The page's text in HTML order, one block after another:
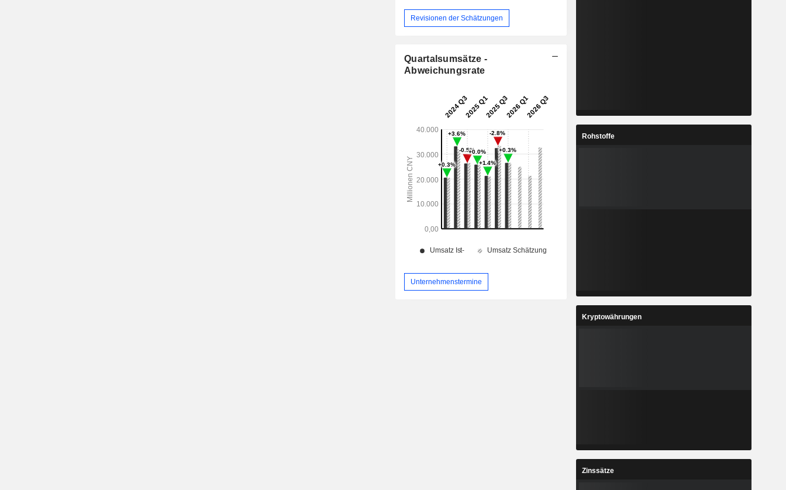
Revisionen der Schätzungen
Quartalsumsätze -
Abweichungsrate
Unternehmenstermine
Rohstoffe
Kryptowährungen
Zinssätze